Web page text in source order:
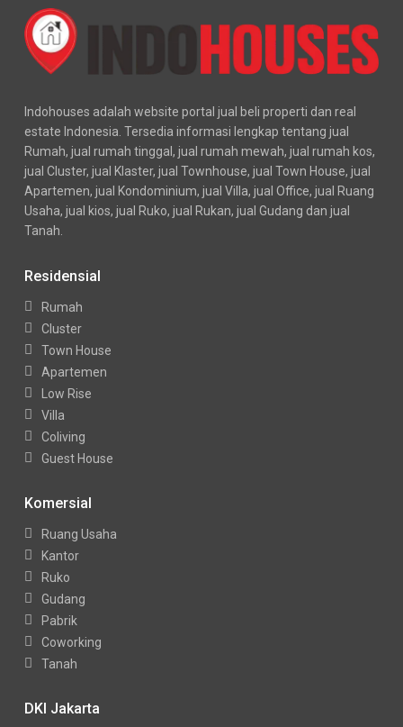
Indohouses adalah website portal jual beli properti dan real
estate Indonesia. Tersedia informasi lengkap tentang jual
Rumah, jual rumah tinggal, jual rumah mewah, jual rumah kos,
jual Cluster, jual Klaster, jual Townhouse, jual Town House, jual
Apartemen, jual Kondominium, jual Villa, jual Office, jual Ruang
Usaha, jual kios, jual Ruko, jual Rukan, jual Gudang dan jual
Tanah.
Residensial
Rumah
Cluster
Town House
Apartemen
Low Rise
Villa
Coliving
Guest House
Komersial
Ruang Usaha
Kantor
Ruko
Gudang
Pabrik
Coworking
Tanah
DKI Jakarta